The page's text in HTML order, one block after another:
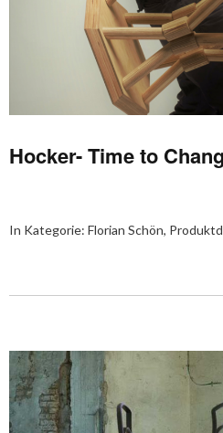
Hocker- Time to
In Kategorie: Florian Schön,